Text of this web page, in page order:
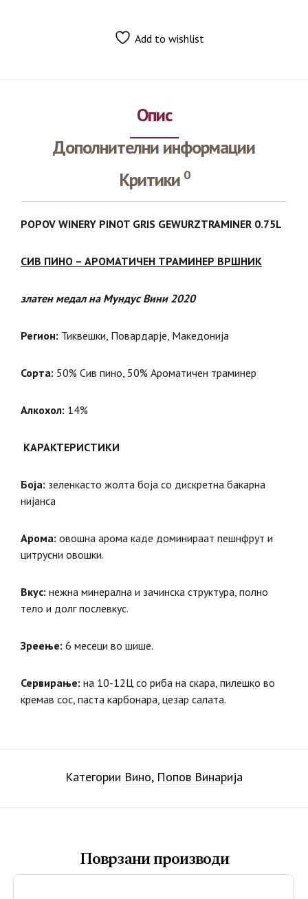
Add to wishlist
Опис
Дополнителни информации
Критики 0
POPOV WINERY PINOT GRIS GEWURZTRAMINER 0.75L
СИВ ПИНО – АРОМАТИЧЕН ТРАМИНЕР ВРШНИК
златен медал на Мундус Вини 2020
Регион: Тиквешки, Повардарје, Македонија
Сорта: 50% Сив пино, 50% Ароматичен траминер
Алкохол: 14%
КАРАКТЕРИСТИКИ
Боја: зеленкасто жолта боја со дискретна бакарна
нијанса
Арома: овошна арома каде доминираат пешнфрут и
цитрусни овошки.
Вкус: нежна минерална и зачинска структура, полно
тело и долг послевкус.
Зреење: 6 месеци во шише.
Сервирање: на 10-12Ц со риба на скара, пилешко во
кремав сос, паста карбонара, цезар салата.
Категории Вино, Попов Винарија
Поврзани производи